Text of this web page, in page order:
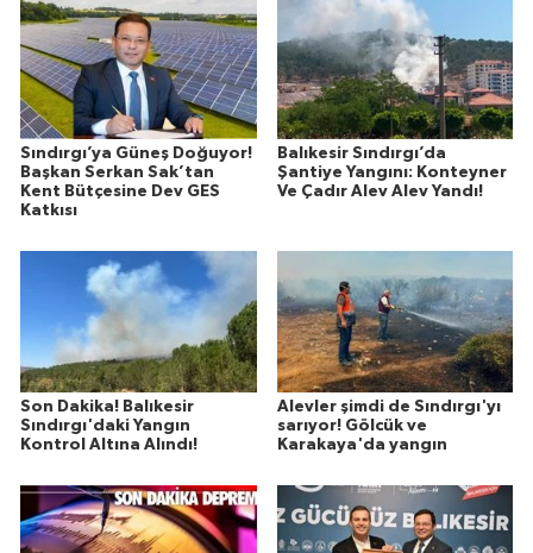
Sındırgı’ya Güneş Doğuyor!
Başkan Serkan Sak’tan
Kent Bütçesine Dev GES
Katkısı
Balıkesir Sındırgı’da
Şantiye Yangını: Konteyner
Ve Çadır Alev Alev Yandı!
Son Dakika! Balıkesir
Sındırgı'daki Yangın
Kontrol Altına Alındı!
Alevler şimdi de Sındırgı'yı
sarıyor! Gölcük ve
Karakaya'da yangın